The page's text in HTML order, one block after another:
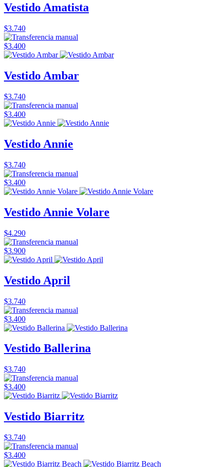
Vestido Amatista
$3.740
$3.400
Vestido Ambar
$3.740
$3.400
Vestido Annie
$3.740
$3.400
Vestido Annie Volare
$4.290
$3.900
Vestido April
$3.740
$3.400
Vestido Ballerina
$3.740
$3.400
Vestido Biarritz
$3.740
$3.400